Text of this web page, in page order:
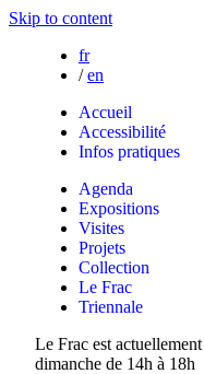
Skip to content
fr
/ en
Accueil
Accessibilité
Infos pratiques
Agenda
Expositions
Visites
Projets
Collection
Le Frac
Triennale
Le Frac est
dimanche de 14h à 18h